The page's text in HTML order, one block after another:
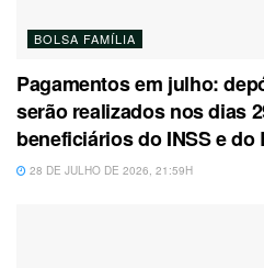
BOLSA FAMÍLIA
Pagamentos em julho:
serão realizados nos dias
beneficiários do INSS e do
28 DE JULHO DE 2026, 21:59H